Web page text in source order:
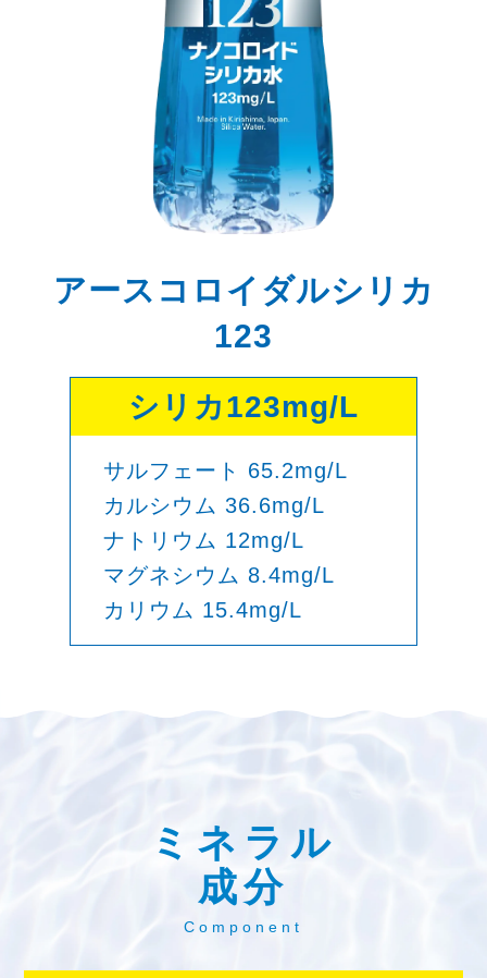
アースコロイダルシリカ
123
シリカ123mg/L
サルフェート 65.2mg/L
カルシウム 36.6mg/L
ナトリウム 12mg/L
マグネシウム 8.4mg/L
カリウム 15.4mg/L
ミネラル
成分
Component